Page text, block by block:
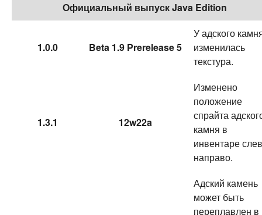
Официальный выпуск Java Edition
1.0.0 Beta 1.9 Prerelease 5
У адского
изменилась
текстура.
1.3.1 12w22a
Изменено
положение
спрайта
камня в
инвентаре
направо.
Адский камень
может быть
переплавлен в